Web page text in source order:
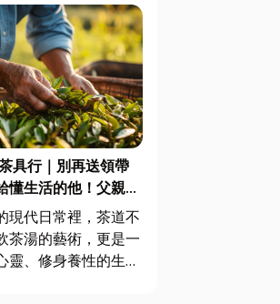
具行｜別再送領帶
懂生活的他！父親節
禮，讓愛更回甘！
現代日常裡，茶道不
茶湯的藝術，更是一
靈、修身養性的生活